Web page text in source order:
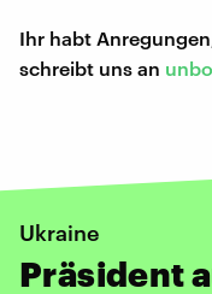
Ihr habt
schreibt uns an
Ukraine
Präsident